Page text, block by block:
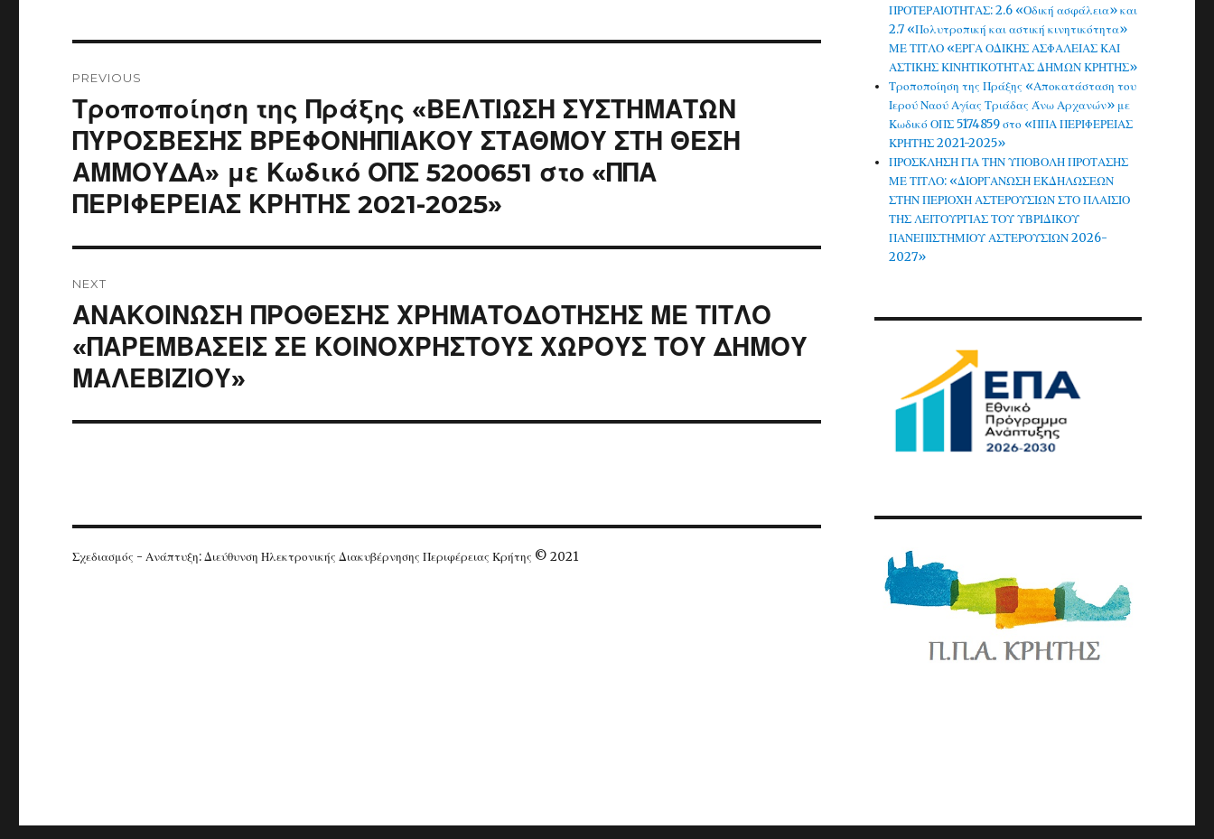
navigation
PREVIOUS
Previous
post:
Τροποποίηση της Πράξης «ΒΕΛΤΙΩΣΗ ΣΥΣΤΗΜΑΤΩΝ
ΠΥΡΟΣΒΕΣΗΣ ΒΡΕΦΟΝΗΠΙΑΚΟΥ ΣΤΑΘΜΟΥ ΣΤΗ ΘΕΣΗ
ΑΜΜΟΥΔΑ» με Κωδικό ΟΠΣ 5200651 στο «ΠΠΑ
ΠΕΡΙΦΕΡΕΙΑΣ ΚΡΗΤΗΣ 2021-2025»
NEXT
Next
post:
ΑΝΑΚΟΙΝΩΣΗ ΠΡΟΘΕΣΗΣ ΧΡΗΜΑΤΟΔΟΤΗΣΗΣ ΜΕ ΤΙΤΛΟ
«ΠΑΡΕΜΒΑΣΕΙΣ ΣΕ ΚΟΙΝΟΧΡΗΣΤΟΥΣ ΧΩΡΟΥΣ ΤΟΥ ΔΗΜΟΥ
ΜΑΛΕΒΙΖΙΟΥ»
Σχεδιασμός - Ανάπτυξη: Διεύθυνση Ηλεκτρονικής Διακυβέρνησης Περιφέρειας Κρήτης © 2021
ΠΡΟΤΕΡΑΙΟΤΗΤΑΣ: 2.6 «Οδική ασφάλεια» και
2.7 «Πολυτροπική και αστική κινητικότητα»
ΜΕ ΤΙΤΛΟ «ΕΡΓΑ ΟΔΙΚΗΣ ΑΣΦΑΛΕΙΑΣ ΚΑΙ
ΑΣΤΙΚΗΣ ΚΙΝΗΤΙΚΟΤΗΤΑΣ ΔΗΜΩΝ ΚΡΗΤΗΣ»
Τροποποίηση της Πράξης «Αποκατάσταση του
Ιερού Ναού Αγίας Τριάδας Άνω Αρχανών» με
Κωδικό ΟΠΣ 5174859 στο «ΠΠΑ ΠΕΡΙΦΕΡΕΙΑΣ
ΚΡΗΤΗΣ 2021-2025»
ΠΡΟΣΚΛΗΣΗ ΓΙΑ ΤΗΝ ΥΠΟΒΟΛΗ ΠΡΟΤΑΣΗΣ
ΜΕ ΤΙΤΛΟ: «ΔΙΟΡΓΑΝΩΣΗ ΕΚΔΗΛΩΣΕΩΝ
ΣΤΗΝ ΠΕΡΙΟΧΗ ΑΣΤΕΡΟΥΣΙΩΝ ΣΤΟ ΠΛΑΙΣΙΟ
ΤΗΣ ΛΕΙΤΟΥΡΓΙΑΣ ΤΟΥ ΥΒΡΙΔΙΚΟΥ
ΠΑΝΕΠΙΣΤΗΜΙΟΥ ΑΣΤΕΡΟΥΣΙΩΝ 2026-
2027»